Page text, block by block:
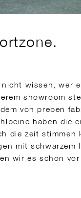
wissen, wer
showroom
von preben
haben die
die zeit stimmen
mit schwarzem
wir es schon